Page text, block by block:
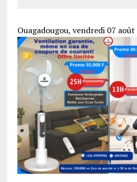
Ouagadougou, vendredi 07